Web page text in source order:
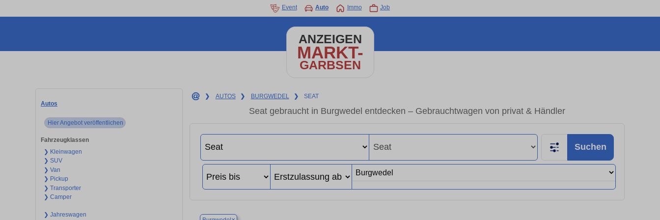
Event Auto Immo Job
ANZEIGEN
MARKT-
GARBSEN
Autos
Hier Angebot veröffentlichen
Fahrzeugklassen
❯ Kleinwagen
❯ SUV
❯ Van
❯ Pickup
❯ Transporter
❯ Camper
❯ Jahreswagen
❯ AUTOS ❯ BURGWEDEL ❯ SEAT
Seat gebraucht in Burgwedel entdecken – Gebrauchtwagen von privat & Händler
Suchen